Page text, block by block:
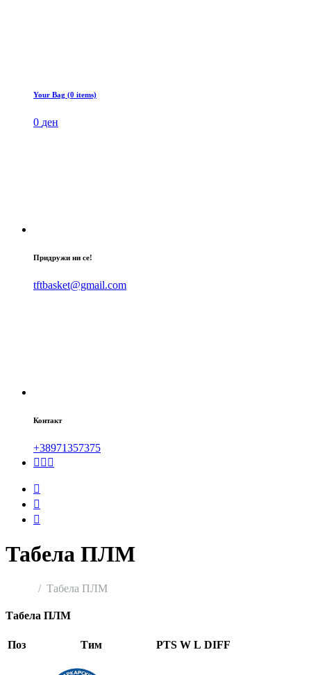
Your Bag (0 items)
0 ден
Придружи ни се!
tftbasket@gmail.com
Контакт
+38971357375
Табела ПЛМ
Табела ПЛМ
Табела ПЛМ
Поз Тим PTS W L DIFF